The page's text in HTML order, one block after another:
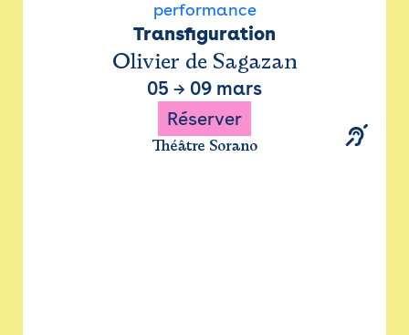
performance
Transfiguration
Olivier de Sagazan
05 → 09 mars
Réserver
Théâtre Sorano